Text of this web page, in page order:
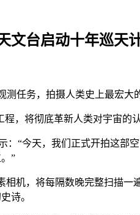
文台启动十年巡天
测任务，拍摄人类史上最宏大
，将彻底革新人类对宇宙的
：“今天，我们正式开拍这
”
机，将每隔数晚完整扫描一
诗。